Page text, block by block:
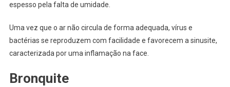
espesso pela falta de umidade.
Uma vez que o ar não circula de forma adequada, vírus e
bactérias se reproduzem com facilidade e favorecem a sinusite,
caracterizada por uma inflamação na face.
Bronquite